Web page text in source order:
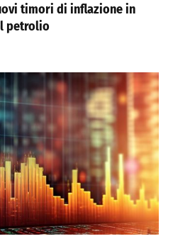
timori di inflazione in
petrolio